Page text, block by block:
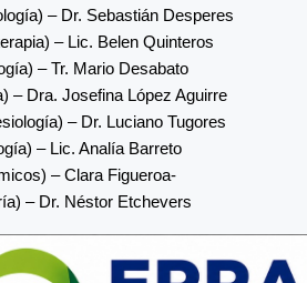
– Dr. Sebastián Desperes
– Lic. Belen Quinteros
– Tr. Mario Desabato
– Dra. Josefina López Aguirre
– Dr. Luciano Tugores
– Lic. Analía Barreto
– Clara Figueroa-
– Dr. Néstor Etchevers